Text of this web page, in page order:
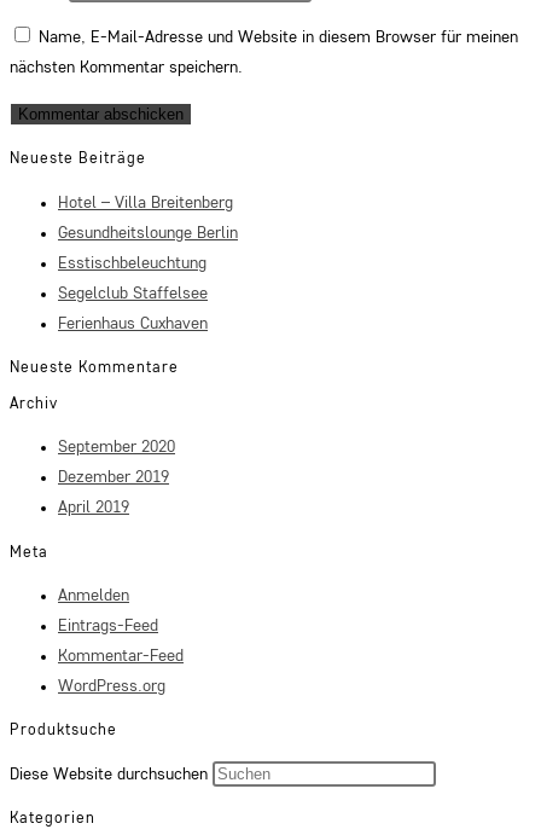
Name, E-Mail-Adresse und Website in diesem Browser für meinen
nächsten Kommentar speichern.
Neueste Beiträge
Hotel – Villa Breitenberg
Gesundheitslounge Berlin
Esstischbeleuchtung
Segelclub Staffelsee
Ferienhaus Cuxhaven
Neueste Kommentare
Archiv
September 2020
Dezember 2019
April 2019
Meta
Anmelden
Eintrags-Feed
Kommentar-Feed
WordPress.org
Produktsuche
Diese Website durchsuchen
Kategorien